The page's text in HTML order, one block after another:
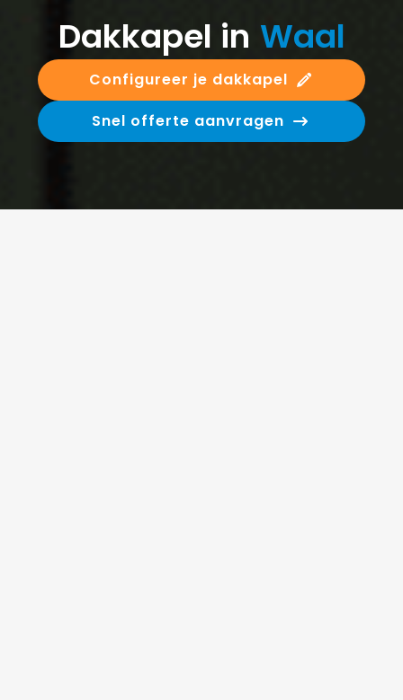
Dakkapel in Waal
Configureer je dakkapel
Snel offerte aanvragen